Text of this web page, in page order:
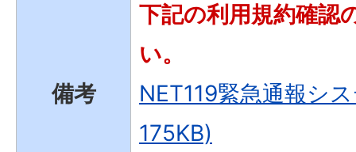
備考
下記の利用規約確認
い。
NET119緊急通報シ
175KB)